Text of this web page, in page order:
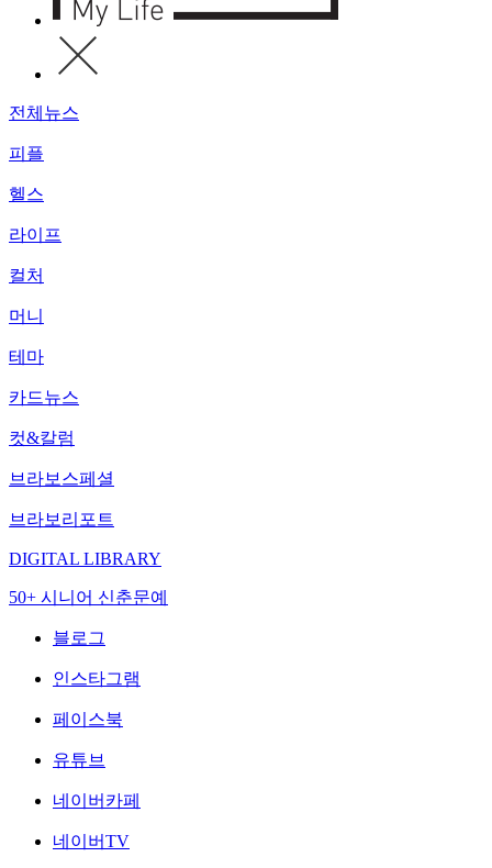
전체뉴스
피플
헬스
라이프
컬처
머니
테마
카드뉴스
컷&칼럼
브라보스페셜
브라보리포트
DIGITAL LIBRARY
50+ 시니어 신춘문예
블로그
인스타그램
페이스북
유튜브
네이버카페
네이버TV